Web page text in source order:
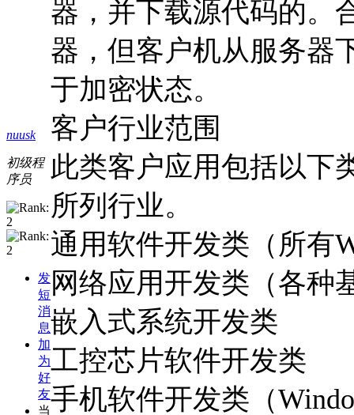
nuusk
初级程
序员
发
短
消
息
加
为
好
友
当
器，并下载源代码的。
器，但客户机从服务器
于加密状态。
客户行业范围
此类客户应用包括以下
所列行业。
通用软件开发类（所有
网络应用开发类（各种
嵌入式系统开发类
工控芯片软件开发类
手机软件开发类（